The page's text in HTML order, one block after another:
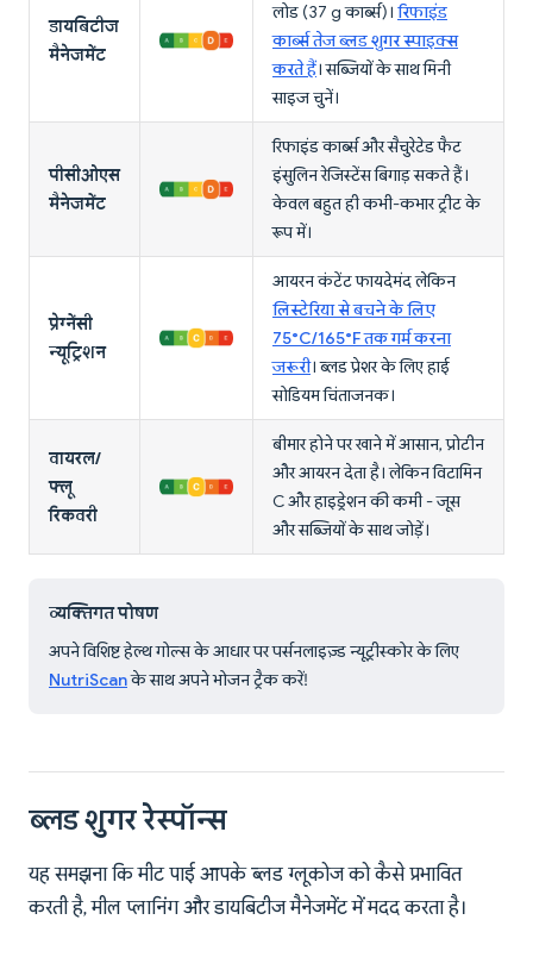
डायबिटीज
मैनेजमेंट
लोड (37 g कार्ब्स)। रिफाइंड
कार्ब्स तेज ब्लड शुगर स्पाइक्स
करते हैं। सब्जियों के साथ मिनी
साइज चुनें।
पीसीओएस
मैनेजमेंट
रिफाइंड कार्ब्स और सैचुरेटेड फैट
इंसुलिन रेजिस्टेंस बिगाड़ सकते हैं।
केवल बहुत ही कभी-कभार ट्रीट के
रूप में।
प्रेग्नेंसी
न्यूट्रिशन
आयरन कंटेंट फायदेमंद लेकिन
लिस्टेरिया से बचने के लिए
75°C/165°F तक गर्म करना
जरूरी। ब्लड प्रेशर के लिए हाई
सोडियम चिंताजनक।
वायरल/
फ्लू
रिकवरी
बीमार होने पर खाने में आसान, प्रोटीन
और आयरन देता है। लेकिन विटामिन
C और हाइड्रेशन की कमी - जूस
और सब्जियों के साथ जोड़ें।
व्यक्तिगत पोषण
अपने विशिष्ट हेल्थ गोल्स के आधार पर पर्सनलाइज़्ड न्यूट्रीस्कोर के लिए
NutriScanके साथ अपने भोजन ट्रैक करें!
ब्लड शुगर रेस्पॉन्स
यह समझना कि मीट पाई आपके ब्लड ग्लूकोज को कैसे प्रभावित
करती है, मील प्लानिंग और डायबिटीज मैनेजमेंट में मदद करता है।